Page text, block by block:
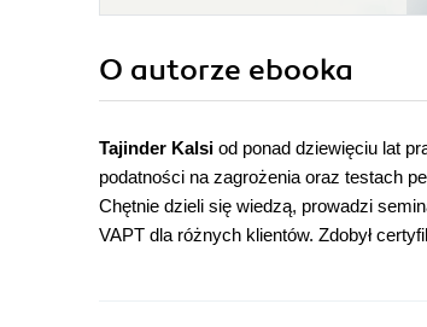
O autorze ebooka
Tajinder Kalsi od ponad dziewięciu lat
podatności na zagrożenia oraz testach
Chętnie dzieli się wiedzą, prowadzi
VAPT dla różnych klientów. Zdobył